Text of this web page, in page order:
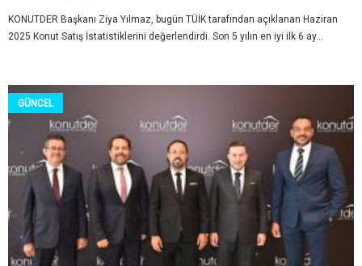
KONUTDER Başkanı Ziya Yılmaz, bugün TÜİK tarafından açıklanan Haziran
2025 Konut Satış İstatistiklerini değerlendirdi. Son 5 yılın en iyi ilk 6 ay...
GÜNCEL